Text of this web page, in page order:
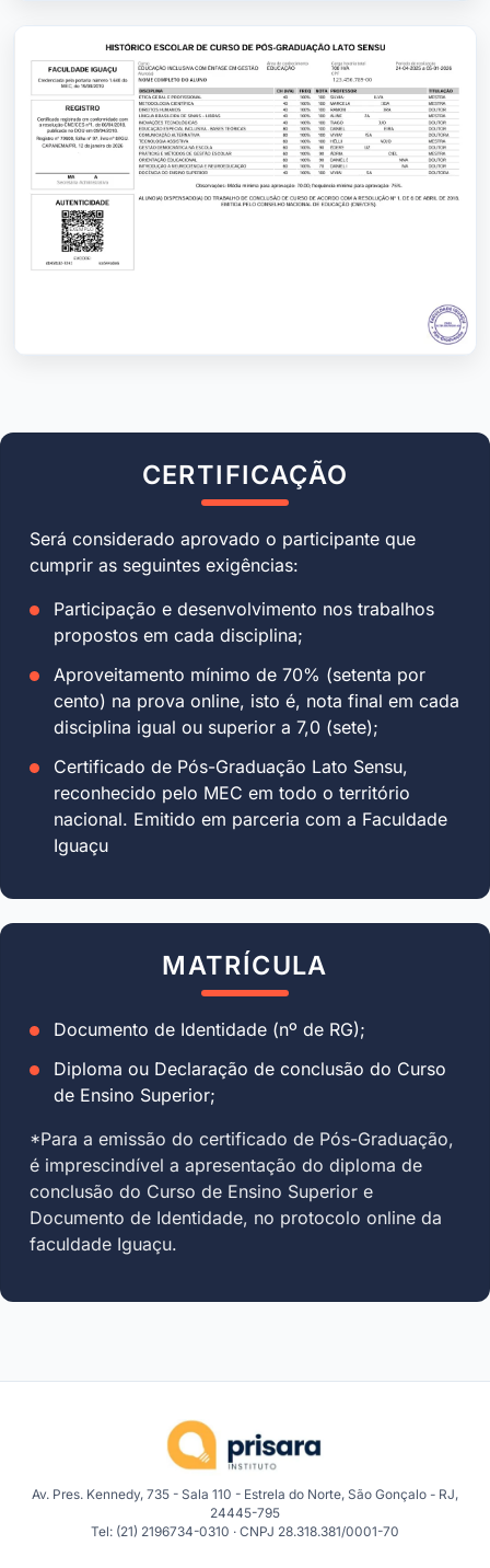
CERTIFICAÇÃO
Será considerado aprovado o participante que
cumprir as seguintes exigências:
Participação e desenvolvimento nos trabalhos
propostos em cada disciplina;
Aproveitamento mínimo de 70% (setenta por
cento) na prova online, isto é, nota final em cada
disciplina igual ou superior a 7,0 (sete);
Certificado de Pós-Graduação Lato Sensu,
reconhecido pelo MEC em todo o território
nacional. Emitido em parceria com a Faculdade
Iguaçu
MATRÍCULA
Documento de Identidade (nº de RG);
Diploma ou Declaração de conclusão do Curso
de Ensino Superior;
*Para a emissão do certificado de Pós-Graduação,
é imprescindível a apresentação do diploma de
conclusão do Curso de Ensino Superior e
Documento de Identidade, no protocolo online da
faculdade Iguaçu.
Av. Pres. Kennedy, 735 - Sala 110 - Estrela do Norte, São Gonçalo - RJ,
24445-795
Tel: (21) 2196734-0310 · CNPJ 28.318.381/0001-70